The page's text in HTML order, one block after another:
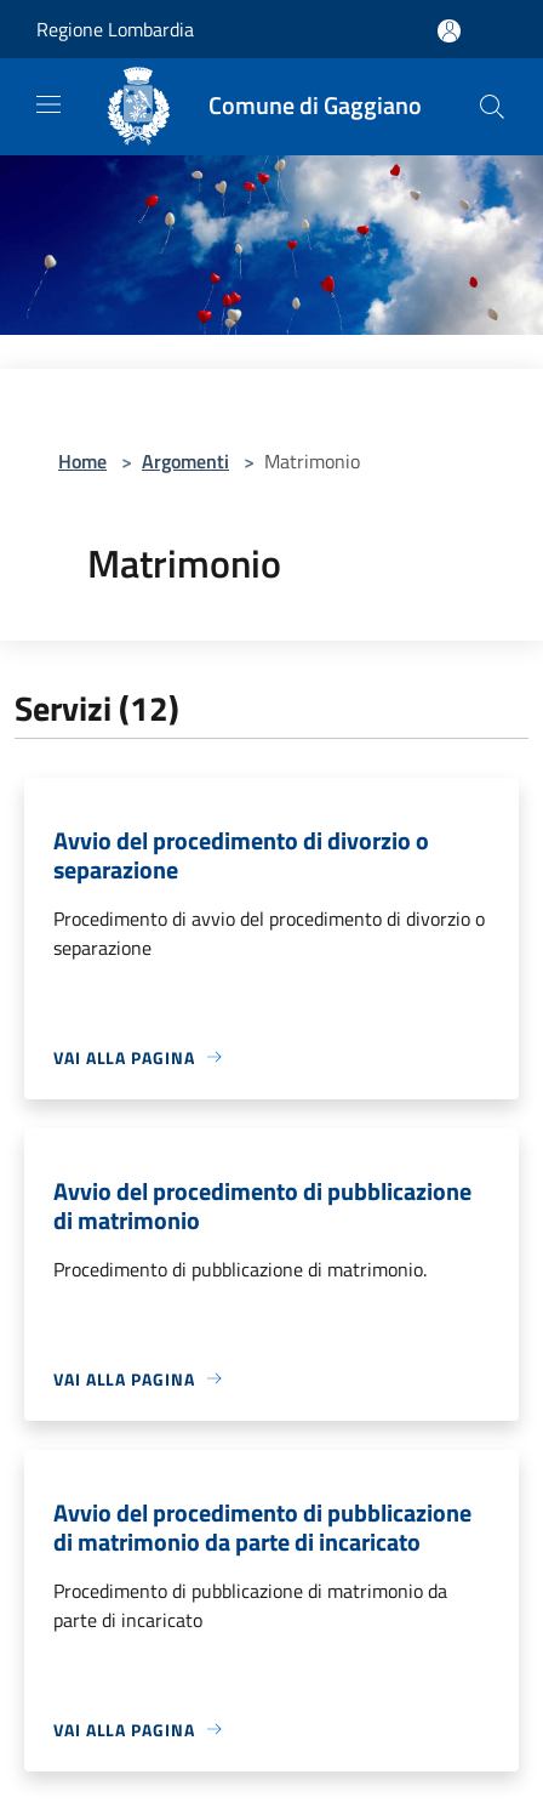
Regione Lombardia
Comune di Gaggiano
Home > Argomenti > Matrimonio
Matrimonio
Servizi (12)
Avvio del procedimento di divorzio o
separazione
Procedimento di avvio del procedimento di divorzio o
separazione
VAI ALLA PAGINA
Avvio del procedimento di pubblicazione
di matrimonio
Procedimento di pubblicazione di matrimonio.
VAI ALLA PAGINA
Avvio del procedimento di pubblicazione
di matrimonio da parte di incaricato
Procedimento di pubblicazione di matrimonio da
parte di incaricato
VAI ALLA PAGINA